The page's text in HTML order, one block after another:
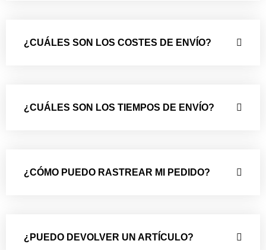
¿CUÁLES SON LOS COSTES DE ENVÍO?
¿CUÁLES SON LOS TIEMPOS DE ENVÍO?
¿CÓMO PUEDO RASTREAR MI PEDIDO?
¿PUEDO DEVOLVER UN ARTÍCULO?